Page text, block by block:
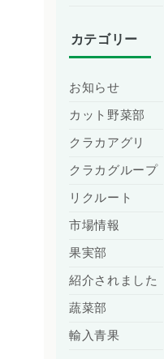
カテゴリー
お知らせ
カット野菜部
クラカアグリ
クラカグループ
リクルート
市場情報
果実部
紹介されました
蔬菜部
輸入青果